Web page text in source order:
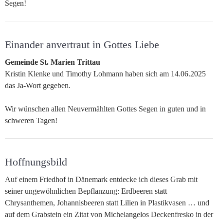
Segen!
Einander anvertraut in Gottes Liebe
Gemeinde St. Marien Trittau
Kristin Klenke und Timothy Lohmann haben sich am 14.06.2025
das Ja-Wort gegeben.
Wir wünschen allen Neuvermählten Gottes Segen in guten und in
schweren Tagen!
Hoffnungsbild
Auf einem Friedhof in Dänemark entdecke ich dieses Grab mit
seiner ungewöhnlichen Bepflanzung: Erdbeeren statt
Chrysanthemen, Johannisbeeren statt Lilien in Plastikvasen … und
auf dem Grabstein ein Zitat von Michelangelos Deckenfresko in der